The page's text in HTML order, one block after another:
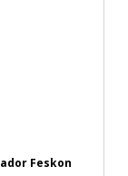
Feskon